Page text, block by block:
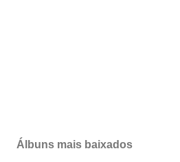
s
Álbuns mais baixados